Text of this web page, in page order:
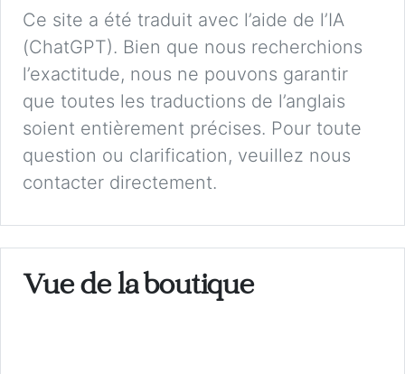
Ce site a été traduit avec l’aide de l’IA
(ChatGPT). Bien que nous recherchions
l’exactitude, nous ne pouvons garantir
que toutes les traductions de l’anglais
soient entièrement précises. Pour toute
question ou clarification, veuillez nous
contacter directement.
Vue de la boutique